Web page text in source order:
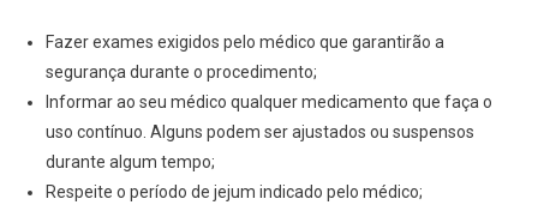
Fazer exames exigidos pelo médico que garantirão a
segurança durante o procedimento;
Informar ao seu médico qualquer medicamento que faça o
uso contínuo. Alguns podem ser ajustados ou suspensos
durante algum tempo;
Respeite o período de jejum indicado pelo médico;